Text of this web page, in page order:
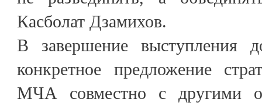
Касболат Дзамихов.
В завершение выступления
конкретное предложение
МЧА совместно с другими